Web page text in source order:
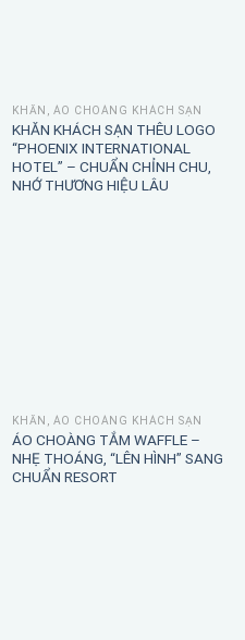
KHĂN, ÁO CHOÀNG KHÁCH SẠN
KHĂN KHÁCH SẠN THÊU LOGO
“PHOENIX INTERNATIONAL
HOTEL” – CHUẨN CHỈNH CHU,
NHỚ THƯƠNG HIỆU LÂU
KHĂN, ÁO CHOÀNG KHÁCH SẠN
ÁO CHOÀNG TẮM WAFFLE –
NHẸ THOÁNG, “LÊN HÌNH” SANG
CHUẨN RESORT